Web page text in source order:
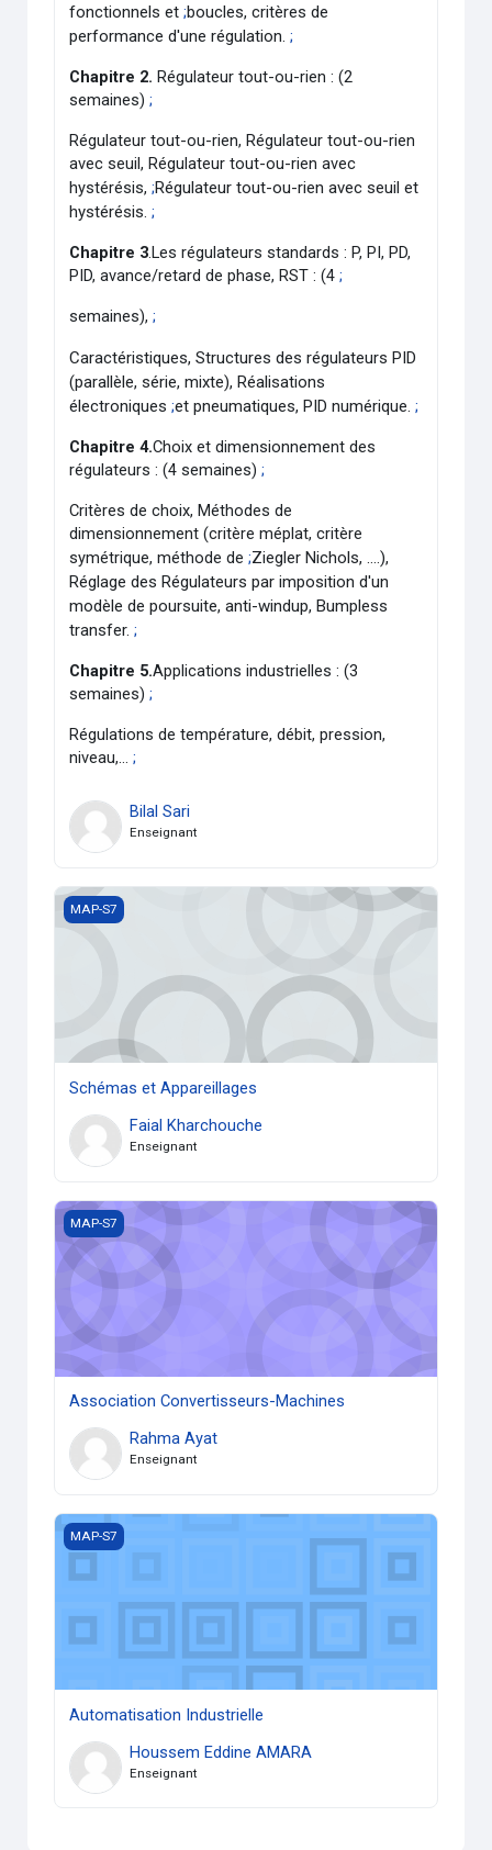
fonctionnels et;boucles, critères de
performance d'une régulation.;
Chapitre 2. Régulateur tout-ou-rien : (2
semaines);
Régulateur tout-ou-rien, Régulateur tout-ou-rien
avec seuil, Régulateur tout-ou-rien avec
hystérésis,;Régulateur tout-ou-rien avec seuil et
hystérésis.;
Chapitre 3.Les régulateurs standards : P, PI, PD,
PID, avance/retard de phase, RST : (4;
semaines),;
Caractéristiques, Structures des régulateurs PID
(parallèle, série, mixte), Réalisations
électroniques;et pneumatiques, PID numérique.;
Chapitre 4.Choix et dimensionnement des
régulateurs : (4 semaines);
Critères de choix, Méthodes de
dimensionnement (critère méplat, critère
symétrique, méthode de;Ziegler Nichols, ….),
Réglage des Régulateurs par imposition d'un
modèle de poursuite, anti-windup, Bumpless
transfer.;
Chapitre 5.Applications industrielles : (3
semaines);
Régulations de température, débit, pression,
niveau,…;
Bilal Sari
Enseignant
Schémas et Appareillages
MAP-S7
Schémas et Appareillages
Faial Kharchouche
Enseignant
Association Convertisseurs-Machines
MAP-S7
Association Convertisseurs-Machines
Rahma Ayat
Enseignant
Automatisation Industrielle
MAP-S7
Automatisation Industrielle
Houssem Eddine AMARA
Enseignant